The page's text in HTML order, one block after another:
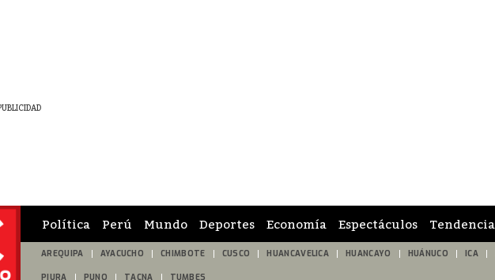
Política Perú Mundo Deportes Economía Espectáculos Tendencia
AREQUIPA AYACUCHO CHIMBOTE CUSCO HUANCAVELICA HUANCAYO HUÁNUCO ICA
PIURA PUNO TACNA TUMBES